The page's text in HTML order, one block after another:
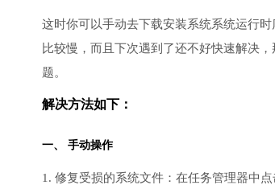
这时你可以手动去下载安装系统系统运行
比较慢，而且下次遇到了还不好快速解决
题。
解决方法如下：
一、 手动操作
1. 修复受损的系统文件：在任务管理器中